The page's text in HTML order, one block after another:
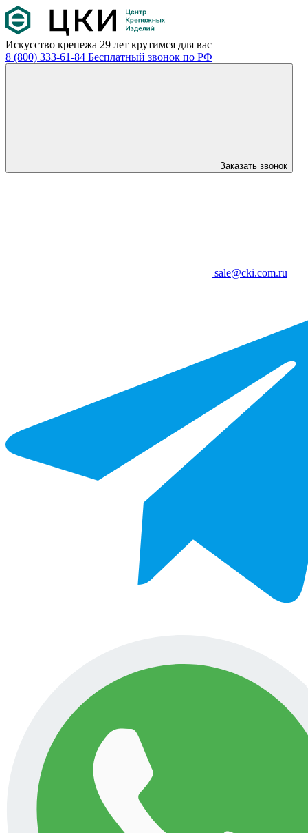
Искусство крепежа 29 лет крутимся для вас
8 (800) 333-61-84 Бесплатный звонок по РФ
Заказать звонок
sale@cki.com.ru